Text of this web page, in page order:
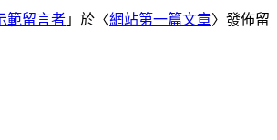
範留言者 」於〈網站第一篇文章〉發佈留